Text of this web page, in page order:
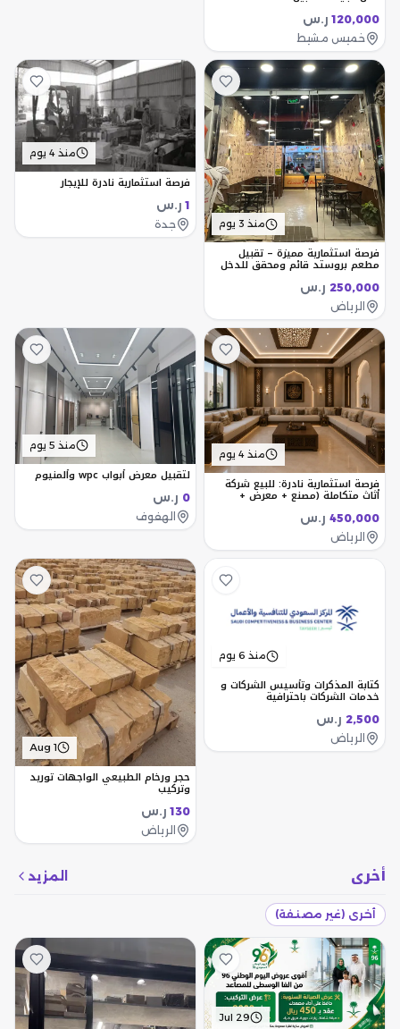
120,000 ر.س
خميس مشيط
منذ 3 يوم
فرصة استثمارية مميزة – تقبيل
مطعم بروستد قائم ومحقق للدخل
250,000 ر.س
الرياض
منذ 4 يوم
فرصة استثمارية نادرة للإيجار
1 ر.س
جدة
منذ 4 يوم
فرصة استثمارية نادرة: للبيع شركة
أثاث متكاملة (مصنع + معرض +
450,000 ر.س
الرياض
منذ 5 يوم
لتقبيل معرض أبواب wpc وألمنيوم
0 ر.س
الهفوف
منذ 6 يوم
كتابة المذكرات وتأسيس الشركات و
خدمات الشركات باحترافية
2,500 ر.س
الرياض
Aug 1
حجر ورخام الطبيعي الواجهات توريد
وتركيب
130 ر.س
الرياض
أخرى المزيد
أخرى (غير مصنفة)
Jul 29